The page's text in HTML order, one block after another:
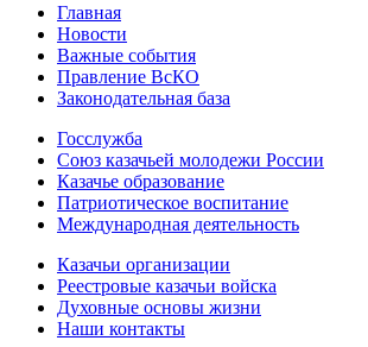
Главная
Новости
Важные события
Правление ВсКО
Законодательная база
Госслужба
Союз казачьей молодежи России
Казачье образование
Патриотическое воспитание
Международная деятельность
Казачьи организации
Реестровые казачьи войска
Духовные основы жизни
Наши контакты